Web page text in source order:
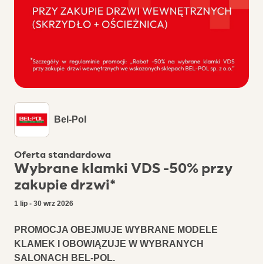
Bel-Pol
Oferta standardowa
Wybrane klamki VDS -50% przy
zakupie drzwi*
1 lip - 30 wrz 2026
PROMOCJA OBEJMUJE WYBRANE MODELE
KLAMEK I OBOWIĄZUJE W WYBRANYCH
SALONACH BEL-POL.